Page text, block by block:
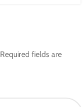
Required fields are